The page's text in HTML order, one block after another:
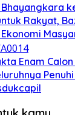
Bhayangkara
Rakyat,
Enam